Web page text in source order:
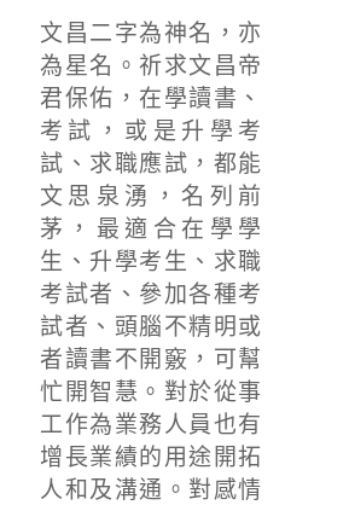
文昌二字為神名，亦
為星名。祈求文昌帝
君保佑，在學讀書、
考試，或是升學考
試、求職應試，都能
文思泉湧，名列前
茅，最適合在學學
生、升學考生、求職
考試者、參加各種考
試者、頭腦不精明或
者讀書不開竅，可幫
忙開智慧。對於從事
工作為業務人員也有
增長業績的用途開拓
人和及溝通。對感情